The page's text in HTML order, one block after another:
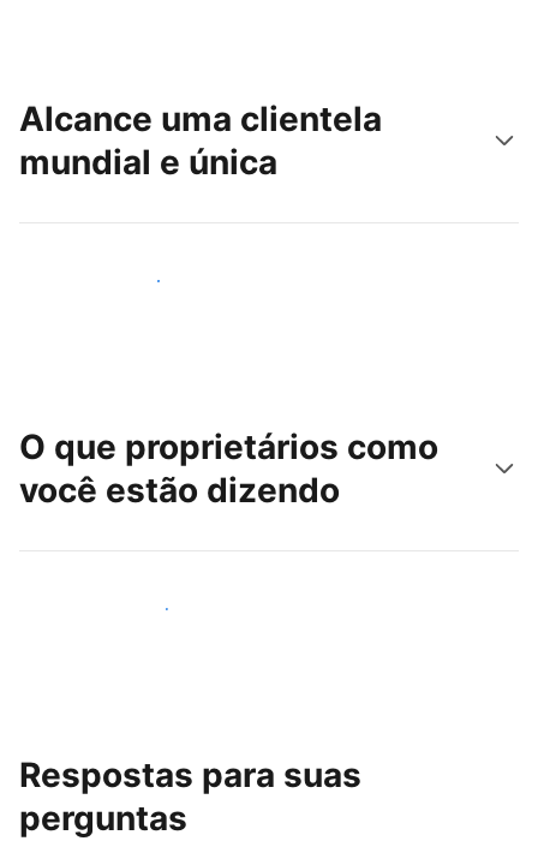
Alcance uma clientela
mundial e única
Alcançar novos hóspedes
O que proprietários como
você estão dizendo
Junte-se a outros anfitriões
Respostas para suas
perguntas